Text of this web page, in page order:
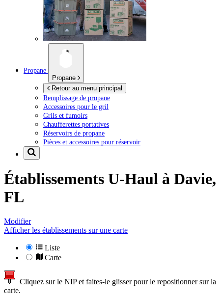
Propane
Propane
Retour au menu principal
Remplissage de propane
Accessoires pour le gril
Grils et fumoirs
Chaufferettes portatives
Réservoirs de propane
Pièces et accessoires pour réservoir
Établissements U-Haul à Davie,
FL
Modifier
Afficher les établissements sur une carte
Liste
Carte
Cliquez sur le NIP et faites-le glisser pour le repositionner sur la
carte.